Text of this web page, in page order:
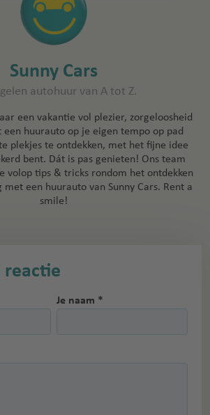
Sunny Cars
autohuur van A tot Z.
een vakantie vol plezier, zorgeloosheid
een huurauto op je eigen tempo op pad
plekjes te ontdekken, met het fijne idee
bent. Dát is pas genieten! Ons team
volop tips & tricks rondom het ontdekken
een huurauto van Sunny Cars. Rent a
smile!
reactie
Je naam *